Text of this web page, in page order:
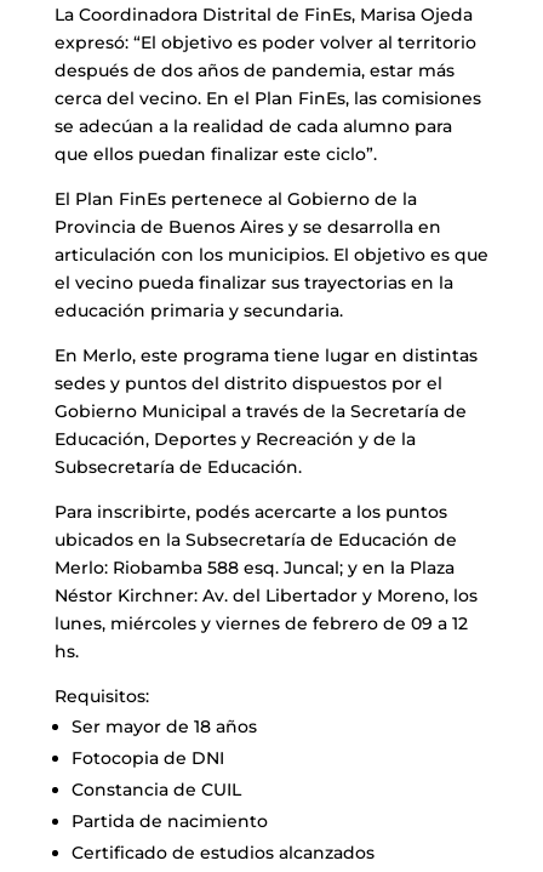
La Coordinadora Distrital de FinEs, Marisa Ojeda
expresó: “El objetivo es poder volver al territorio
después de dos años de pandemia, estar más
cerca del vecino. En el Plan FinEs, las comisiones
se adecúan a la realidad de cada alumno para
que ellos puedan finalizar este ciclo”.
El Plan FinEs pertenece al Gobierno de la
Provincia de Buenos Aires y se desarrolla en
articulación con los municipios. El objetivo es que
el vecino pueda finalizar sus trayectorias en la
educación primaria y secundaria.
En Merlo, este programa tiene lugar en distintas
sedes y puntos del distrito dispuestos por el
Gobierno Municipal a través de la Secretaría de
Educación, Deportes y Recreación y de la
Subsecretaría de Educación.
Para inscribirte, podés acercarte a los puntos
ubicados en la Subsecretaría de Educación de
Merlo: Riobamba 588 esq. Juncal; y en la Plaza
Néstor Kirchner: Av. del Libertador y Moreno, los
lunes, miércoles y viernes de febrero de 09 a 12
hs.
Requisitos:
Ser mayor de 18 años
Fotocopia de DNI
Constancia de CUIL
Partida de nacimiento
Certificado de estudios alcanzados